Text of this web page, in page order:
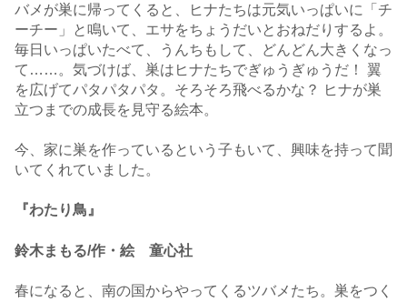
バメが巣に帰ってくると、ヒナたちは元気いっぱいに「チ
ーチー」と鳴いて、エサをちょうだいとおねだりするよ。
毎日いっぱいたべて、うんちもして、どんどん大きくなっ
て……。気づけば、巣はヒナたちでぎゅうぎゅうだ！ 翼
を広げてパタパタパタ。そろそろ飛べるかな？ ヒナが巣
立つまでの成長を見守る絵本。
今、家に巣を作っているという子もいて、興味を持って聞
いてくれていました。
『わたり鳥』
鈴木まもる/作・絵 童心社
春になると、南の国からやってくるツバメたち。巣をつく